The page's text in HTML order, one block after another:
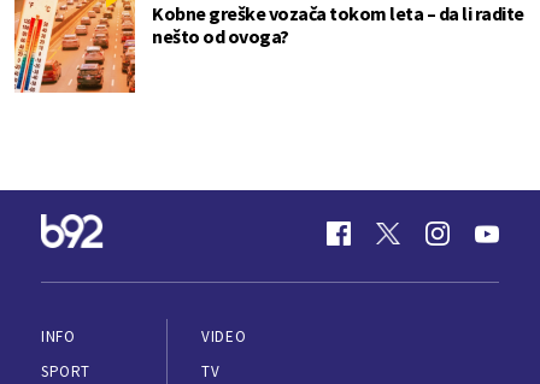
Kobne greške vozača tokom leta – da li radite
nešto od ovoga?
INFO
SPORT
VIDEO
TV